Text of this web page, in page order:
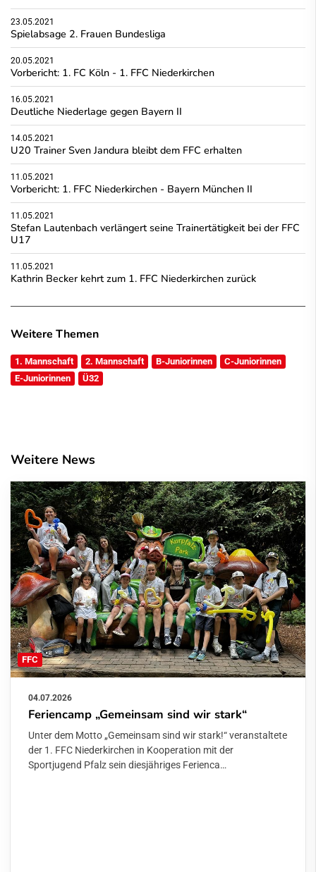
23.05.2021
Spielabsage 2. Frauen Bundesliga
20.05.2021
Vorbericht: 1. FC Köln - 1. FFC Niederkirchen
16.05.2021
Deutliche Niederlage gegen Bayern II
14.05.2021
U20 Trainer Sven Jandura bleibt dem FFC erhalten
11.05.2021
Vorbericht: 1. FFC Niederkirchen - Bayern München II
11.05.2021
Stefan Lautenbach verlängert seine Trainertätigkeit bei der FFC
U17
11.05.2021
Kathrin Becker kehrt zum 1. FFC Niederkirchen zurück
Weitere Themen
1. Mannschaft 2. Mannschaft B-Juniorinnen
C-Juniorinnen
E-Juniorinnen
Ü32
Weitere News
FFC
04.07.2026
Feriencamp „Gemeinsam sind wir stark“
Unter dem Motto „Gemeinsam sind wir stark!“ veranstaltete
der 1. FFC Niederkirchen in Kooperation mit der
Sportjugend Pfalz sein diesjähriges Ferienca…